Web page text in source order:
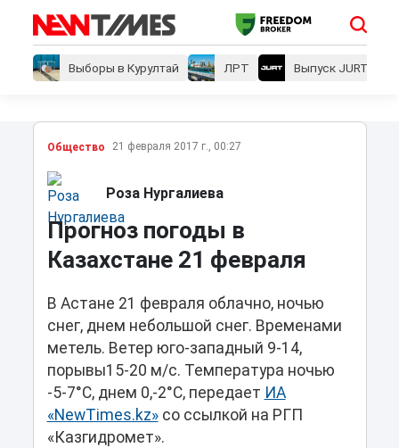
Выборы в Курултай ЛРТ Выпуск JURT
Общество 21 февраля 2017 г., 00:27
Роза Нургалиева
Прогноз погоды в
Казахстане 21 февраля
В Астане 21 февраля облачно, ночью
снег, днем небольшой снег. Временами
метель. Ветер юго-западный 9-14,
порывы15-20 м/с. Температура ночью
-5-7°С, днем 0,-2°С, передает ИА
«NewTimes.kz»со ссылкой на РГП
«Казгидромет».